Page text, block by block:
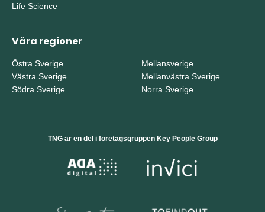
Life Science
Våra regioner
Östra Sverige
Västra Sverige
Södra Sverige
Mellansverige
Mellanvästra Sverige
Norra Sverige
TNG är en del i företagsgruppen Key People Group